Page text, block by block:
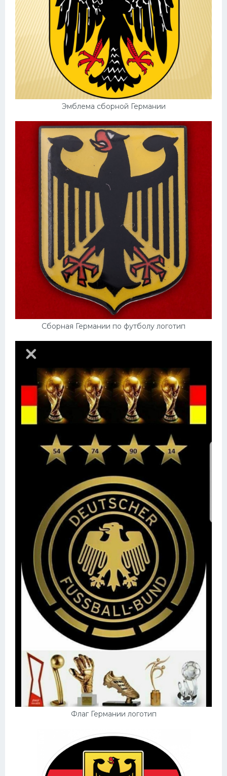
Эмблема сборной Германии
Сборная Германии по футболу логотип
Флаг Германии логотип